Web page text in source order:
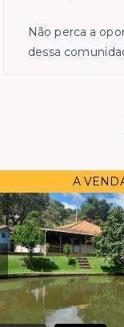
Não perca a
dessa
A